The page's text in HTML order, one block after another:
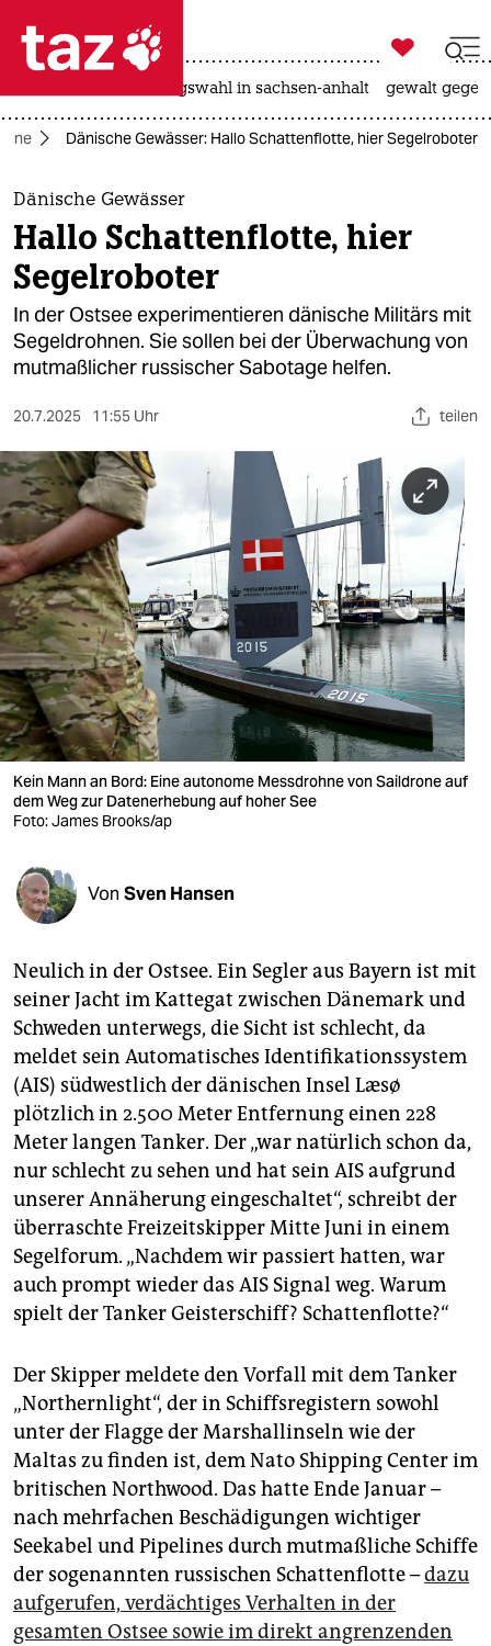
 taz zahl ich
taz zahl ich
themen
politik
öko
gesellschaft
sport
berlin
nord
wahrheit
verlag
verlag
veranstaltungen
shop
fragen & hilfe
abo
epaper login

taz zahl ich
landtagswahl in sachsen-anhalt gewalt
Dänische Gewässer: Hallo Schattenflotte, hier Segelroboter
Dänische Gewässer
Hallo Schattenflotte, hier
Segelroboter
In der Ostsee experimentieren dänische Militärs mit
Segeldrohnen. Sie sollen bei der Überwachung von
mutmaßlicher russischer Sabotage helfen.
20.7.2025 11:55 Uhr teilen
Kein Mann an Bord: Eine autonome Messdrohne von Saildrone auf
dem Weg zur Datenerhebung auf hoher See
Foto: James Brooks/ap
Von Sven Hansen
Neulich in der Ostsee. Ein Segler aus Bayern ist mit
seiner Jacht im Kattegat zwischen Dänemark und
Schweden unterwegs, die Sicht ist schlecht, da
meldet sein Automatisches Identifikationssystem
(AIS) südwestlich der dänischen Insel Læsø
plötzlich in 2.500 Meter Entfernung einen 228
Meter langen Tanker. Der „war natürlich schon da,
nur schlecht zu sehen und hat sein AIS aufgrund
unserer Annäherung eingeschaltet“, schreibt der
überraschte Freizeitskipper Mitte Juni in einem
Segelforum. „Nachdem wir passiert hatten, war
auch prompt wieder das AIS Signal weg. Warum
spielt der Tanker Geisterschiff? Schattenflotte?“
Der Skipper meldete den Vorfall mit dem Tanker
„Northernlight“, der in Schiffsregistern sowohl
unter der Flagge der Marshallinseln wie der
Maltas zu finden ist, dem Nato Shipping Center im
britischen North­wood. Das hatte Ende Januar –
nach mehrfachen Beschädigungen wichtiger
Seekabel und Pipelines durch mutmaßliche Schiffe
der sogenannten russischen Schattenflotte –dazu
aufgerufen, verdächtiges Verhalten in der
gesamten Ostsee sowie im direkt angrenzenden